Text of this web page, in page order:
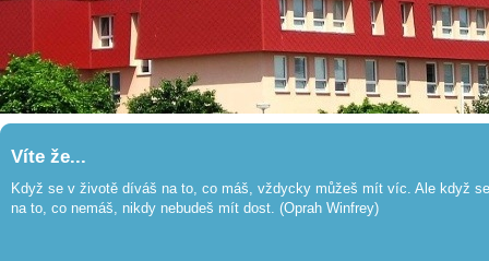
Víte že...
Když se v životě díváš na to, co máš, vždycky můžeš mít víc. Ale když
na to, co nemáš, nikdy nebudeš mít dost. (Oprah Winfrey)